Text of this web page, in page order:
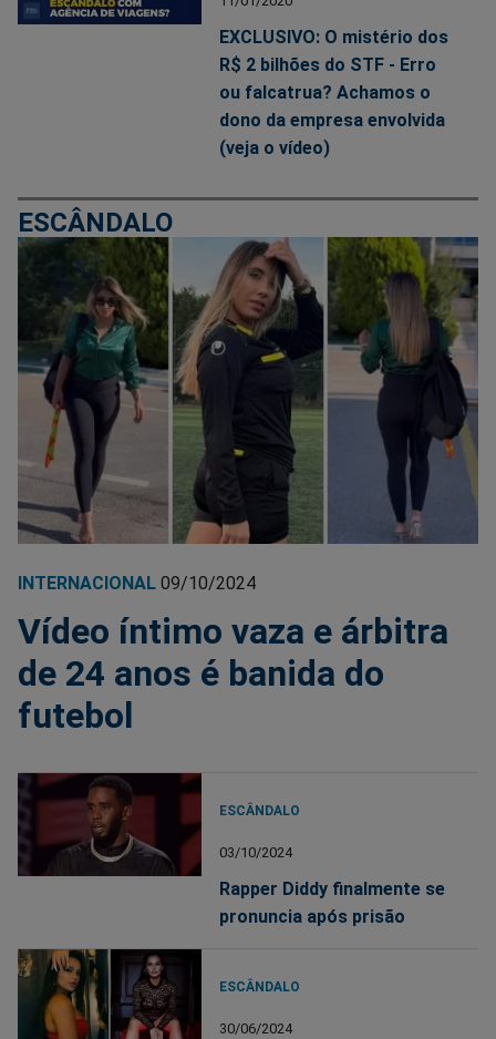
EXCLUSIVO: O mistério dos
R$ 2 bilhões do STF - Erro
ou falcatrua? Achamos o
dono da empresa envolvida
(veja o vídeo)
ESCÂNDALO
INTERNACIONAL 09/10/2024
Vídeo íntimo vaza e árbitra
de 24 anos é banida do
futebol
ESCÂNDALO
03/10/2024
Rapper Diddy finalmente se
pronuncia após prisão
ESCÂNDALO
30/06/2024